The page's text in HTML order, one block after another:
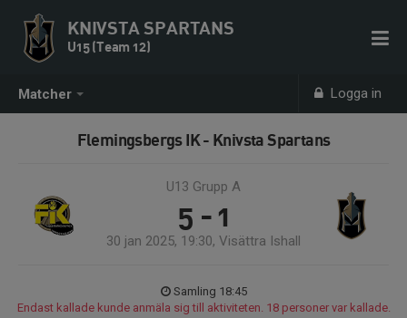
Matcher Logga in
KNIVSTA SPARTANS
U15 (Team 12)
Flemingsbergs IK - Knivsta Spartans
U13 Grupp A
5 - 1
30 jan 2025, 19:30, Visättra Ishall
Samling 18:45
Endast kallade kunde anmäla sig till aktiviteten. 18 personer var kallade.